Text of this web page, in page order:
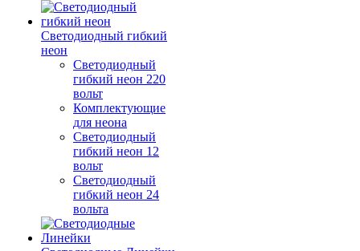
Светодиодный гибкий
неон
Светодиодный
гибкий неон 220
вольт
Комплектующие
для неона
Светодиодный
гибкий неон 12
вольт
Светодиодный
гибкий неон 24
вольта